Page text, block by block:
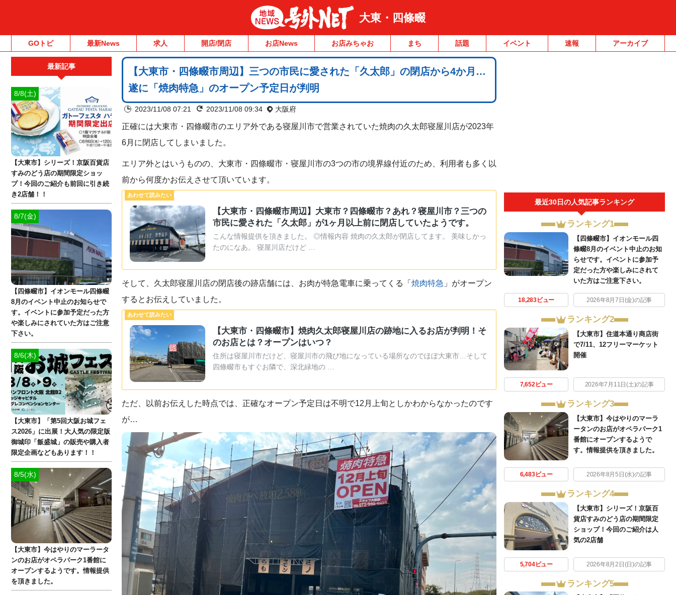
大東・四條畷
GOトピ 最新News 求人 開店/閉店 お店News お店みちゃお まち 話題 イベント 速報 アーカイブ
【大東市・四條畷市周辺】三つの市民に愛された「久太郎」の閉店から4か月…
遂に「焼肉特急」のオープン予定日が判明
2023/11/08 07:21 2023/11/08 09:34 大阪府
正確には大東市・四條畷市のエリア外である寝屋川市で営業されていた焼肉の久太郎寝屋川店が2023年
6月に閉店してしまいました。
エリア外とはいうものの、大東市・四條畷市・寝屋川市の3つの市の境界線付近のため、利用者も多く以
前から何度かお伝えさせて頂いています。
【大東市・四條畷市周辺】大東市？四條畷市？あれ？寝屋川市？三つの
市民に愛された「久太郎」が1ヶ月以上前に閉店していたようです。
こんな情報提供を頂きました。 ◎情報内容 焼肉の久太郎が閉店してます。 美味しかっ
たのになあ。 寝屋川店だけど …
そして、久太郎寝屋川店の閉店後の跡店舗には、お肉が特急電車に乗ってくる「焼肉特急 」がオープン
するとお伝えしていました。
【大東市・四條畷市】焼肉久太郎寝屋川店の跡地に入るお店が判明！そ
のお店とは？オープンはいつ？
住所は寝屋川市だけど、寝屋川市の飛び地になっている場所なのでほぼ大東市…そして
四條畷市もすぐお隣で、深北緑地の …
ただ、以前お伝えした時点では、正確なオープン予定日は不明で12月上旬としかわからなかったのです
が…
最近30日の人気記事ランキング
ランキング1
【四條畷市】イオンモール四
條畷8月のイベント中止のお知
らせです。イベントに参加予
定だった方や楽しみにされて
いた方はご注意下さい。
18,283ビュー 2026年8月7日(金)の記事
ランキング2
【大東市】住道本通り商店街
で7/11、12フリーマーケット
開催
7,652ビュー 2026年7月11日(土)の記事
ランキング3
【大東市】今はやりのマーラ
ータンのお店がオペラパーク1
番館にオープンするようで
す。情報提供を頂きました。
6,483ビュー 2026年8月5日(水)の記事
ランキング4
【大東市】シリーズ！京阪百
貨店すみのどう店の期間限定
ショップ！今回のご紹介は人
気の2店舗
5,704ビュー 2026年8月2日(日)の記事
ランキング5
最新記事
8/8(土)
【大東市】シリーズ！京阪百貨店
すみのどう店の期間限定ショッ
プ！今回のご紹介も前回に引き続
き2店舗！！
8/7(金)
【四條畷市】イオンモール四條畷
8月のイベント中止のお知らせで
す。イベントに参加予定だった方
や楽しみにされていた方はご注意
下さい。
8/6(木)
【大東市】「第5回大阪お城フェ
ス2026」に出展！大人気の限定版
御城印「飯盛城」の販売や購入者
限定企画などもあります！！
8/5(水)
【大東市】今はやりのマーラータ
ンのお店がオペラパーク1番館に
オープンするようです。情報提供
を頂きました。